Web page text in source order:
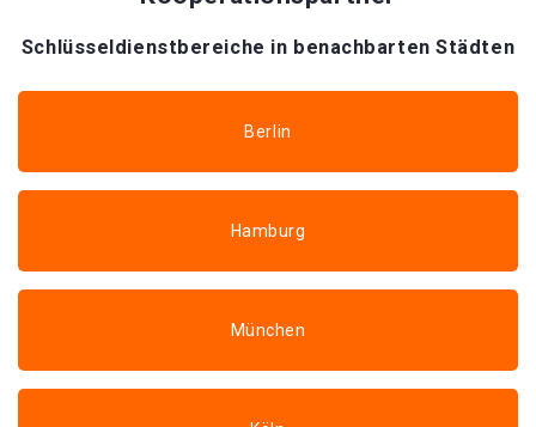
Schlüsseldienstbereiche in benachbarten Städten
Berlin
Hamburg
München